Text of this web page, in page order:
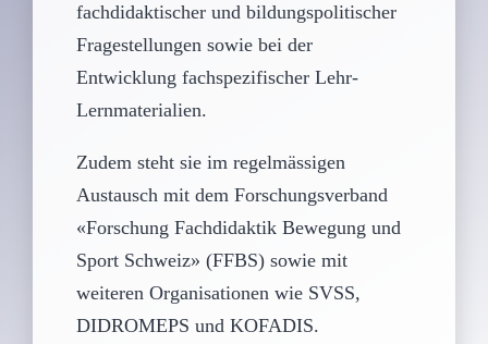
fachdidaktischer und bildungspolitischer
Fragestellungen sowie bei der
Entwicklung fachspezifischer Lehr-
Lernmaterialien.
Zudem steht sie im regelmässigen
Austausch mit dem Forschungsverband
«Forschung Fachdidaktik Bewegung und
Sport Schweiz» (FFBS) sowie mit
weiteren Organisationen wie SVSS,
DIDROMEPS und KOFADIS.